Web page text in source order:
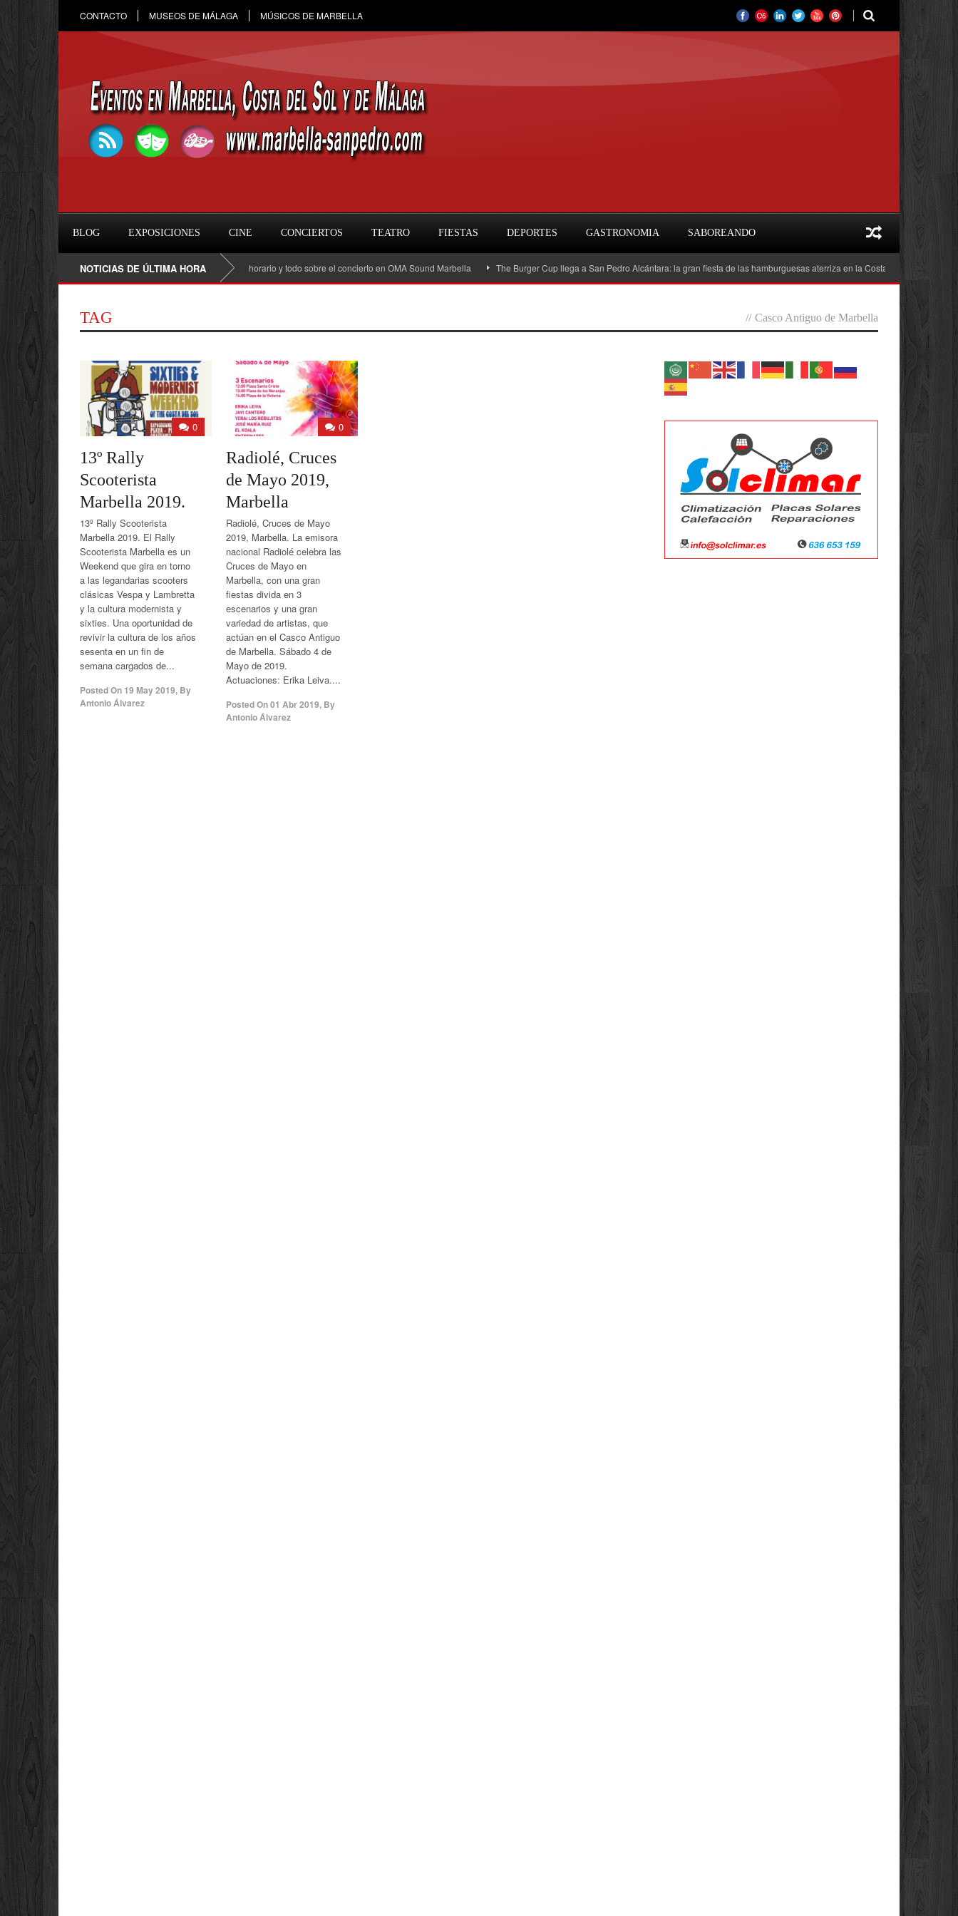
CONTACTO MUSEOS DE MÁLAGA MÚSICOS DE MARBELLA
BLOG EXPOSICIONES CINE CONCIERTOS TEATRO FIESTAS DEPORTES GASTRONOMIA SABOREANDO
NOTICIAS DE ÚLTIMA HORA
Raule en Marbella 2026: fecha, entradas, horario y todo sobre el concierto en OMA Sound Marbella The Burger Cup llega a San Pedro Alcántara: la gran fiesta de las hamburguesas aterriza en la Costa del Sol
TAG // Casco Antiguo de Marbella
0
13º Rally
Scooterista
Marbella 2019.
13º Rally Scooterista
Marbella 2019. El Rally
Scooterista Marbella es un
Weekend que gira en torno
a las legandarias scooters
clásicas Vespa y Lambretta
y la cultura modernista y
sixties. Una oportunidad de
revivir la cultura de los años
sesenta en un fin de
semana cargados de...
Posted On 19 May 2019, By
Antonio Álvarez
0
Radiolé, Cruces
de Mayo 2019,
Marbella
Radiolé, Cruces de Mayo
2019, Marbella. La emisora
nacional Radiolé celebra las
Cruces de Mayo en
Marbella, con una gran
fiestas divida en 3
escenarios y una gran
variedad de artistas, que
actúan en el Casco Antiguo
de Marbella. Sábado 4 de
Mayo de 2019.
Actuaciones: Erika Leiva....
Posted On01 Abr 2019, By
Antonio Álvarez